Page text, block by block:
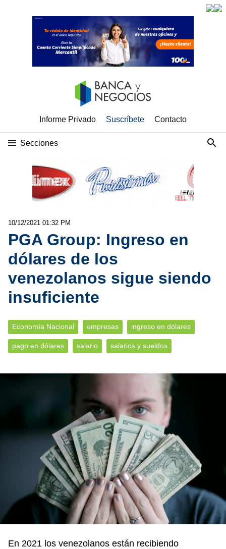
Informe Privado Suscríbete Contacto
Secciones
10/12/2021 01:32 PM
PGA Group: Ingreso en
dólares de los
venezolanos sigue siendo
insuficiente
Economía Nacional empresas ingreso en dólares
pago en dólares salario salarios y sueldos
En 2021 los venezolanos están recibiendo